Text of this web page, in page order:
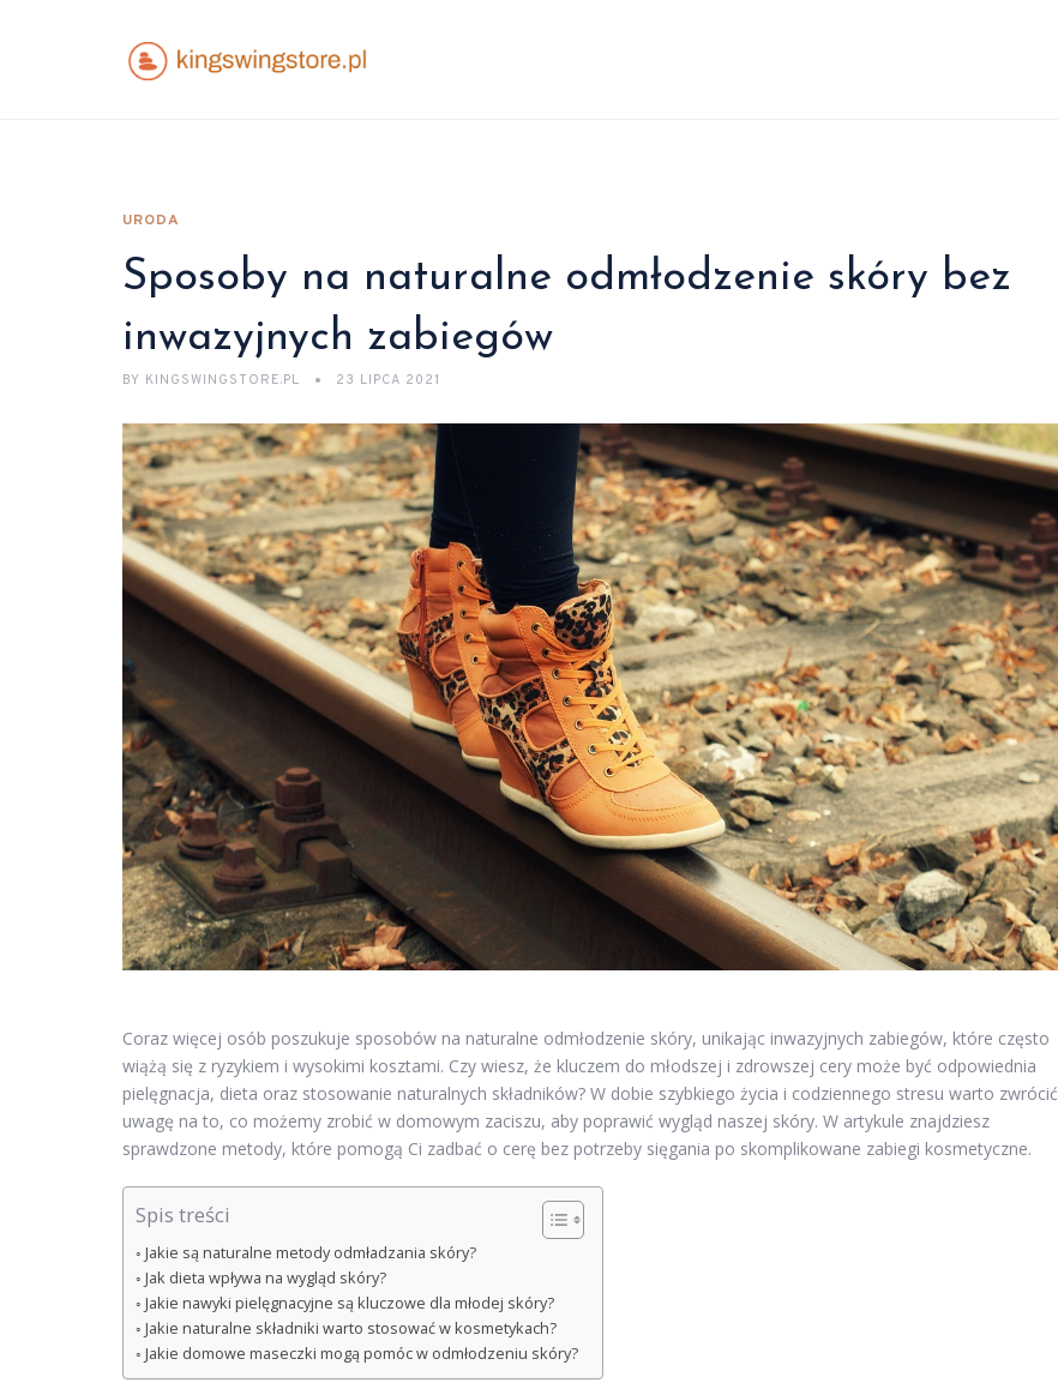
URODA
Sposoby na naturalne odmłodzenie skóry bez
inwazyjnych zabiegów
BY KINGSWINGSTORE.PL 23 LIPCA 2021
Coraz więcej osób poszukuje sposobów na naturalne odmłodzenie skóry, unikając inwazyjnych zabiegów, które często
wiążą się z ryzykiem i wysokimi kosztami. Czy wiesz, że kluczem do młodszej i zdrowszej cery może być odpowiednia
pielęgnacja, dieta oraz stosowanie naturalnych składników? W dobie szybkiego życia i codziennego stresu warto zwrócić
uwagę na to, co możemy zrobić w domowym zaciszu, aby poprawić wygląd naszej skóry. W artykule znajdziesz
sprawdzone metody, które pomogą Ci zadbać o cerę bez potrzeby sięgania po skomplikowane zabiegi kosmetyczne.
Spis treści
Jakie są naturalne metody odmładzania skóry?
Jak dieta wpływa na wygląd skóry?
Jakie nawyki pielęgnacyjne są kluczowe dla młodej skóry?
Jakie naturalne składniki warto stosować w kosmetykach?
Jakie domowe maseczki mogą pomóc w odmłodzeniu skóry?